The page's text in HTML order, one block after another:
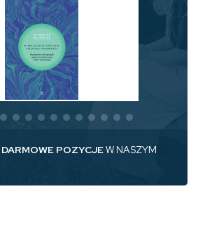
DARMOWE POZYCJEW NASZYM